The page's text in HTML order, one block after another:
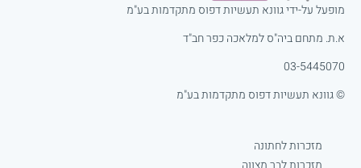
מופעל על-ידי גוונא תעשיות דפוס מתקדמות בע"מ
א.ת. מתחם ביה"ס למלאכה כפר חב"ד
03-5445070
© גוונא תעשיות דפוס מתקדמות בע"מ
מזכרות לחתונה